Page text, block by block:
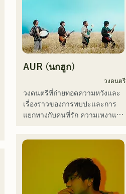
フルアルバム「ONE BIG
FAMILY」を2025.12.31にリリ
ースし、iTunesカントリーアル
バムで初登場5位、その後3位を
獲得。
日本テレビ「笑ってこらえ
て」、FBS「福岡くん。」、
「発見らくちゃく！」や
FUKUOKA STREET PARTY、
Hannibal Halloween Music
Summer Boostイベントステー
World cup2019 Public viewing、
競輪日本一ダービーの場内アナ
ウンス、ラグビー女子日本代表
เพลง "Remember Me" ของพวก
เขาได้รับเลือกให้เป็นเพลงเปิดของ
"KBC Radio Hawks Live 2024"
AUR (นกฮูก)
วงดนตรี
วงดนตรีที่ถ่ายทอดความหวังและ
เรื่องราวของการพบปะและการ
แยกทางกับคนที่รัก ความเหงาและ
สร้างสรรค์เพลงที่มีการเรียบเรียง
เฉพาะตัวของสมาชิกแต่ละคน